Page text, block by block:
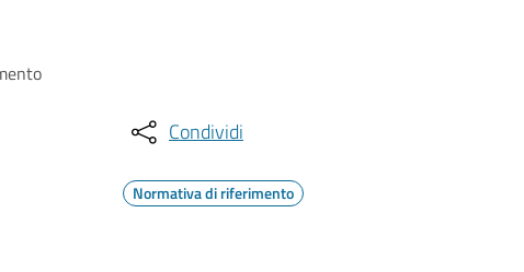
Condividi
Normativa di riferimento